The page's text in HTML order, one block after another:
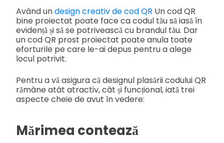
Având undesign creativ de cod QR Un cod QR
bine proiectat poate face ca codul tău să iasă în
evidență și să se potrivească cu brandul tău. Dar
un cod QR prost proiectat poate anula toate
eforturile pe care le-ai depus pentru a alege
locul potrivit.
Pentru a vă asigura că designul plasării codului QR
rămâne atât atractiv, cât și funcțional, iată trei
aspecte cheie de avut în vedere:
Mărimea contează